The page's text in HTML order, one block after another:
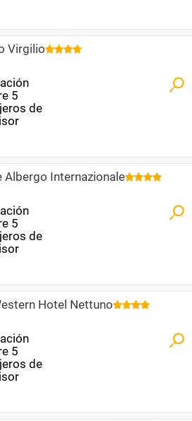
Virgilio
Albergo Internazionale
Hotel Nettuno